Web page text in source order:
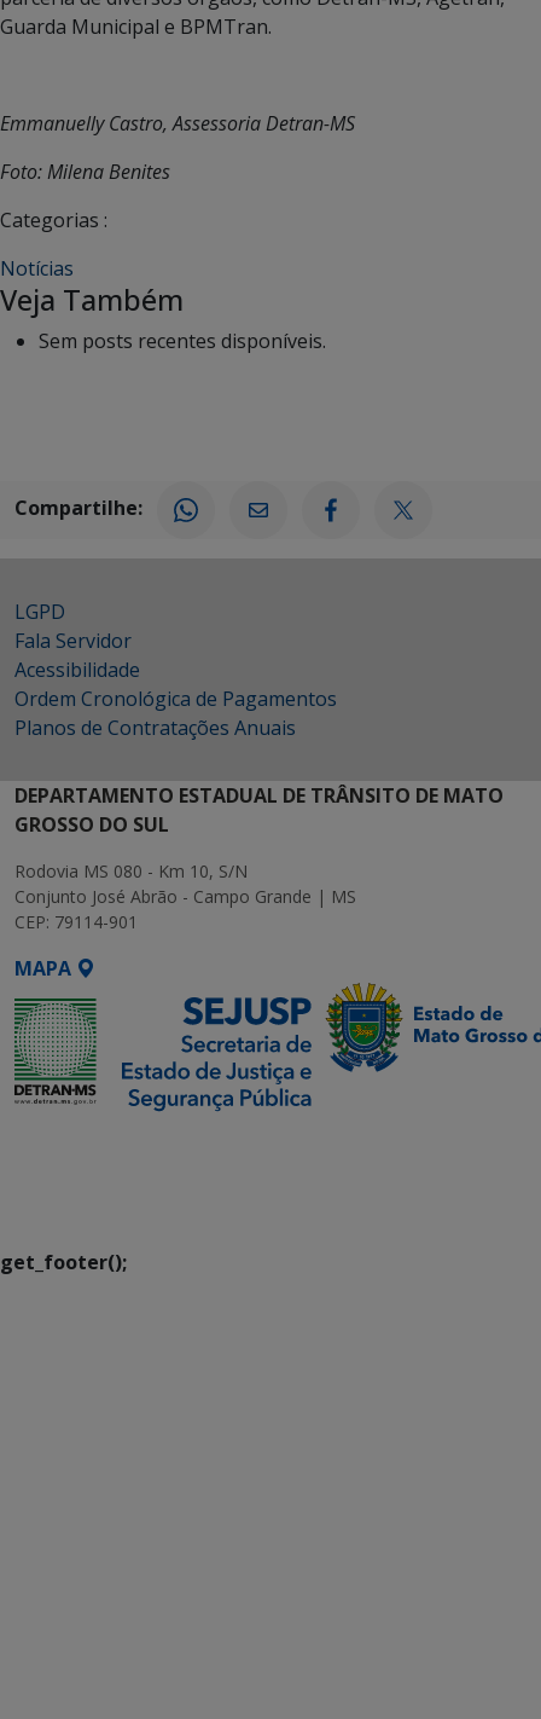
Guarda Municipal e BPMTran.
Emmanuelly Castro, Assessoria Detran-MS
Foto: Milena Benites
Categorias :
Notícias
Veja Também
Sem posts recentes disponíveis.
Compartilhe:
LGPD
Fala Servidor
Acessibilidade
Ordem Cronológica de Pagamentos
Planos de Contratações Anuais
DEPARTAMENTO ESTADUAL DE TRÂNSITO DE MATO
GROSSO DO SUL
Rodovia MS 080 - Km 10, S/N
Conjunto José Abrão - Campo Grande | MS
CEP: 79114-901
MAPA
get_footer();